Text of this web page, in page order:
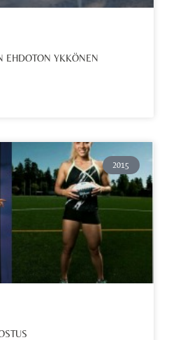
EHDOTON YKKÖNEN
2015